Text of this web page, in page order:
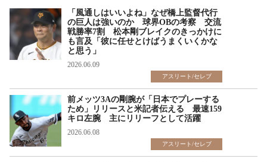
「風通しはいいよね」なぜ橋上監督代行
の巨人は強いのか 球界OBの考察 交流
戦勝率7割 松本剛ブレイクのきっかけに
も言及「彼に任せとけばうまくいくかな
と思う」
2026.06.09
アスリート/セレブ
前メッツ3Aの剛腕が「日本でプレーする
ため」リリースと米記者伝える 最速159
キロ左腕 主にリリーフとして活躍
2026.06.08
アスリート/セレブ